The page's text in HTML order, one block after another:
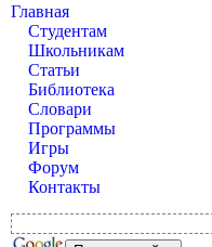
Главная
Студентам
Школьникам
Статьи
Библиотека
Словари
Программы
Игры
Форум
Контакты